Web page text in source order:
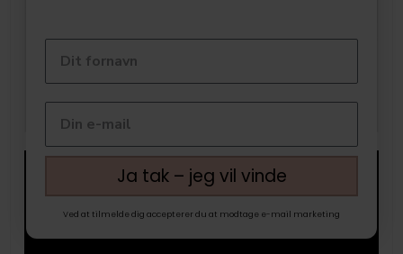
Ja tak – jeg vil vinde
Ved at tilmelde dig accepterer du at modtage e-mail marketing